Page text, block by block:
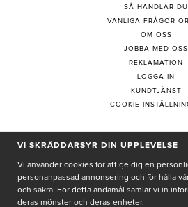
SÅ HANDLAR DU
VANLIGA FRÅGOR
OM OSS
JOBBA MED OSS
REKLAMATION
LOGGA IN
KUNDTJÄNST
COOKIE-
PRENUMERERA PÅ
VI SKRÄDDARSYR DIN UPPLEVELSE
Vi använder cookies för att ge dig en
personanpassad annonsering och för hålla
och säkra. För detta ändamål samlar vi in
deras mönster och deras enheter.